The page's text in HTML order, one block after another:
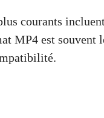
courants
MP4 est souvent